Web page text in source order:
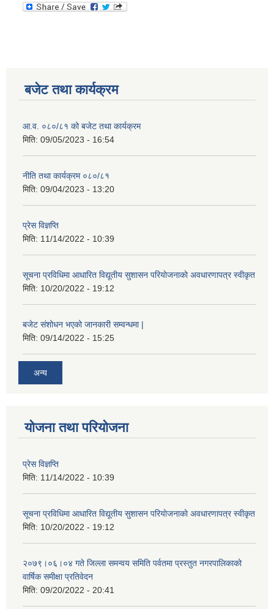
बजेट तथा कार्यक्रम
आ.व. ०८०/८१ को बजेट तथा कार्यक्रम
मिति: 09/05/2023 - 16:54
नीति तथा कार्यक्रम ०८०/८१
मिति: 09/04/2023 - 13:20
प्रेस विज्ञप्ति
मिति: 11/14/2022 - 10:39
सूचना प्रविधिमा आधारित विद्यूतीय सुशासन परियाेजनाकाे अवधारणापत्र स्वीकृत
मिति: 10/20/2022 - 19:12
बजेट संशोधन भएको जानकारी सम्वन्धमा |
मिति: 09/14/2022 - 15:25
अन्य
योजना तथा परियोजना
प्रेस विज्ञप्ति
मिति: 11/14/2022 - 10:39
सूचना प्रविधिमा आधारित विद्यूतीय सुशासन परियाेजनाकाे अवधारणापत्र स्वीकृत
मिति: 10/20/2022 - 19:12
२०७९।०६।०४ गते जिल्ला समन्वय समिति पर्वतमा प्रस्तुत नगरपालिकाको
वार्षिक समीक्षा प्रतिवेदन
मिति: 09/20/2022 - 20:41